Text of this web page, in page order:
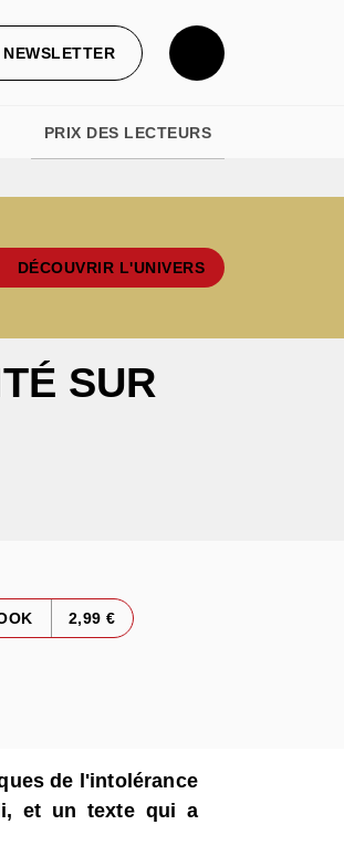
NEWSLETTER
PRIX DES LECTEURS
DÉCOUVRIR L'UNIVERS
SUR
2,99 €
de l'intolérance
et un texte qui a